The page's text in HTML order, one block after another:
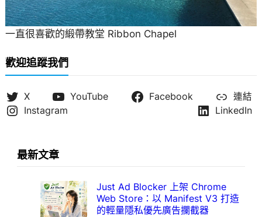
一直很喜歡的緞帶教堂 Ribbon Chapel
歡迎追蹤我們
X YouTube Facebook
連結
Instagram
LinkedIn
最新文章
Just Ad Blocker 上架 Chrome
Web Store：以 Manifest V3 打造
的輕量隱私優先廣告攔截器